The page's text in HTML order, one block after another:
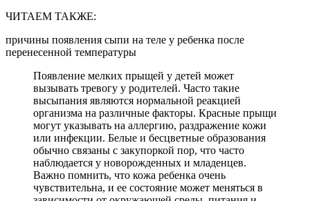
ЧИТАЕМ ТАКЖЕ:
причины появления сыпи на теле у ребенка после
перенесенной температуры
Появление мелких прыщей у детей может
вызывать тревогу у родителей. Часто такие
высыпания являются нормальной реакцией
организма на различные факторы. Красные прыщи
могут указывать на аллергию, раздражение кожи
или инфекции. Белые и бесцветные образования
обычно связаны с закупоркой пор, что часто
наблюдается у новорожденных и младенцев.
Важно помнить, что кожа ребенка очень
чувствительна, и ее состояние может меняться в